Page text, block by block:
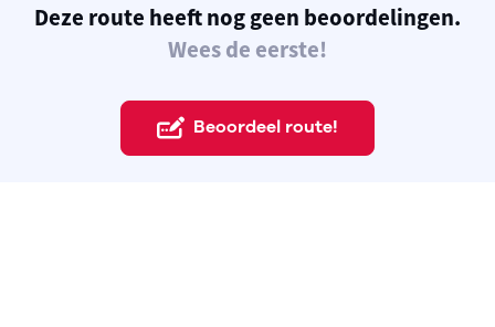
Deze route heeft nog geen beoordelingen.
Wees de eerste!
Beoordeel route!